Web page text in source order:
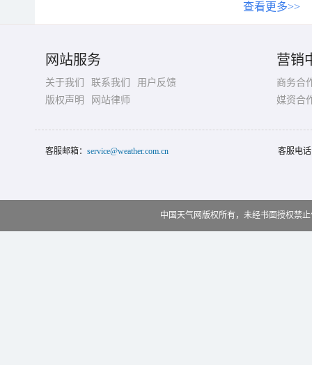
查看更多>>
网站服务
关于我们 联系我们
用户反馈
版权声明
网站律师
营销
商务合
媒资合
客服邮箱： service@weather.com.cn 客服电
中国天气网版权所有，未经书面授权